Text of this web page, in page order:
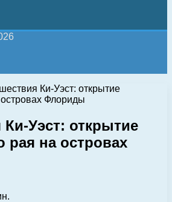
Ки-Уэст: открытие
Флориды
Ки-Уэст: открытие
рая на островах